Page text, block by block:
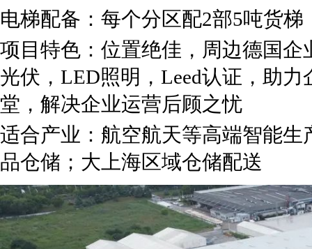
电梯配备：每个分区配2部5吨货梯
项目特色：位置绝佳，周边德国
光伏，LED照明，Leed认证，助
堂，解决企业运营后顾之忧
适合产业：航空航天等高端智能
品仓储；大上海区域仓储配送